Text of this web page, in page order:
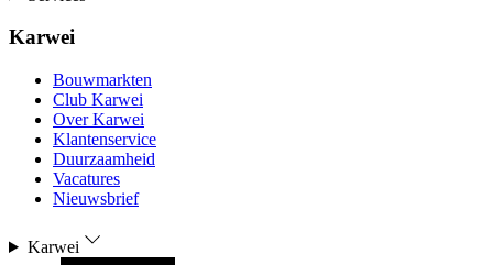
Karwei
Bouwmarkten
Club Karwei
Over Karwei
Klantenservice
Duurzaamheid
Vacatures
Nieuwsbrief
Karwei